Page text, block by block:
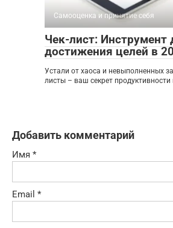
Самооценка и принятие себя
Чек-лист: Инструмент
достижения целей в
Устали от хаоса и невыполненных
листы – ваш секрет продуктивности
Добавить комментарий
Имя *
Email *